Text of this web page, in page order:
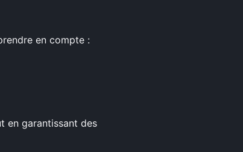
en compte :
en garantissant des